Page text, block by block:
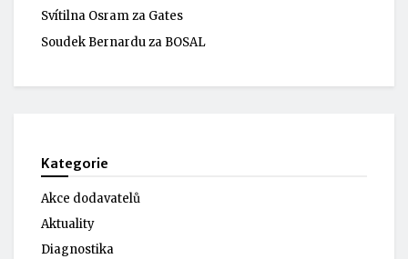
Svítilna Osram za Gates
Soudek Bernardu za BOSAL
Kategorie
Akce dodavatelů
Aktuality
Diagnostika